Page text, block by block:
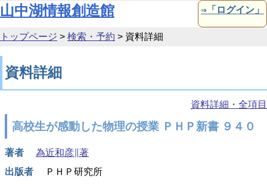
本文へ移動
山中湖情報創造館 ⇒「ログイン」
トップページ > 検索・予約 > 資料詳細
資料詳細
資料詳細・全項目
高校生が感動した物理の授業 ＰＨＰ新書 ９４０
著者
為近和彦∥著
出版者
ＰＨＰ研究所